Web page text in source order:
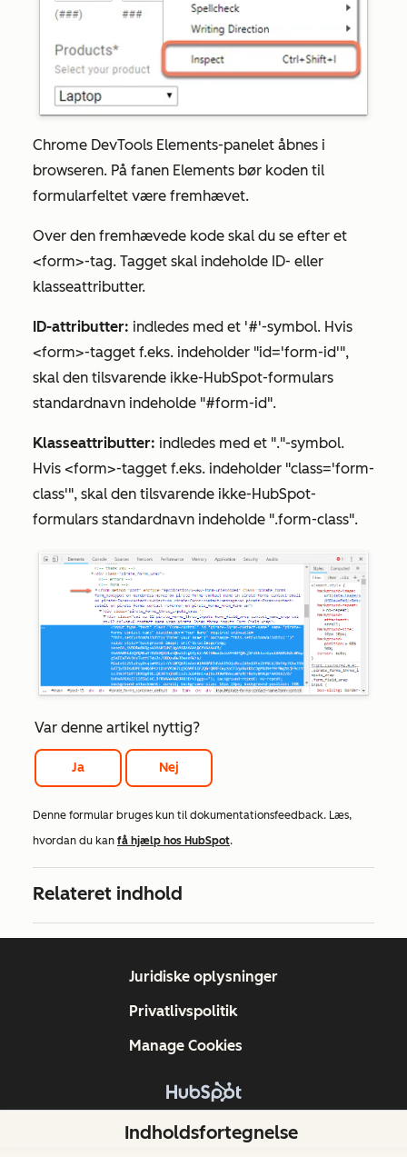
Chrome DevTools Elements-panelet åbnes i
browseren. På fanen Elements bør koden til
formularfeltet være fremhævet.
Over den fremhævede kode skal du se efter et
<form>-tag. Tagget skal indeholde ID- eller
klasseattributter.
ID-attributter: indledes med et '#'-symbol. Hvis
<form>-tagget f.eks. indeholder "id='form-id'",
skal den tilsvarende ikke-HubSpot-formulars
standardnavn indeholde "#form-id".
Klasseattributter: indledes med et "."-symbol.
Hvis <form>-tagget f.eks. indeholder "class='form-
class'", skal den tilsvarende ikke-HubSpot-
formulars standardnavn indeholde ".form-class".
Var denne artikel nyttig?
Ja Nej
Denne formular bruges kun til dokumentationsfeedback. Læs,
hvordan du kan få hjælp hos HubSpot.
Relateret indhold
Indholdsfortegnelse
Copyright © 2026 HubSpot, Inc.
Juridiske oplysninger
Privatlivspolitik
Manage Cookies